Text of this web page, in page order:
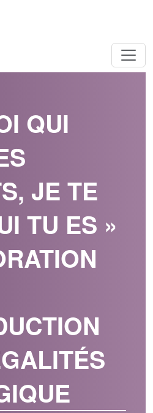
QUI
JE TE
TU ES »